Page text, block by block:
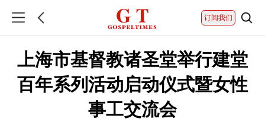
订阅我们
上海市基督教诸圣堂举行建堂
百年系列活动启动仪式暨女性
事工交流会